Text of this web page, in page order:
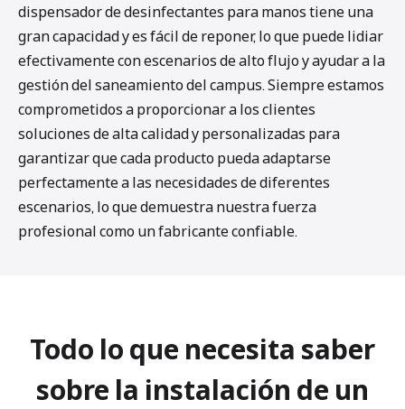
dispensador de desinfectantes para manos tiene una
gran capacidad y es fácil de reponer, lo que puede lidiar
efectivamente con escenarios de alto flujo y ayudar a la
gestión del saneamiento del campus. Siempre estamos
comprometidos a proporcionar a los clientes
soluciones de alta calidad y personalizadas para
garantizar que cada producto pueda adaptarse
perfectamente a las necesidades de diferentes
escenarios, lo que demuestra nuestra fuerza
profesional como un fabricante confiable.
Todo lo que necesita saber
sobre la instalación de un